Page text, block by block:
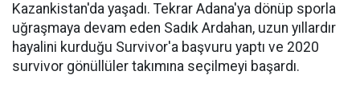
Kazankistan'da yaşadı. Tekrar Adana'ya dönüp sporla
uğraşmaya devam eden Sadık Ardahan, uzun yıllardır
hayalini kurduğu Survivor'a başvuru yaptı ve 2020
survivor gönüllüler takımına seçilmeyi başardı.